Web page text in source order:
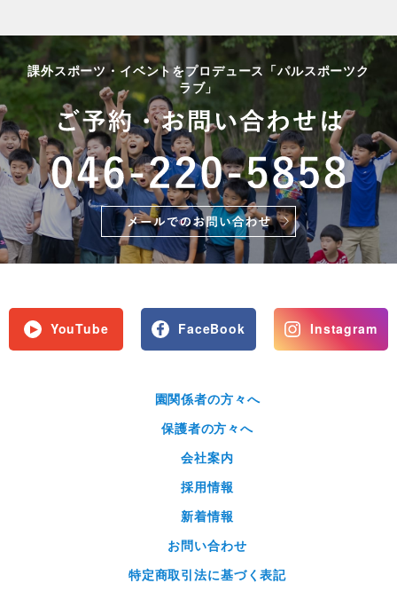
課外スポーツ・イベントをプロデュース「パルスポーツク
ラブ」
YouTube FaceBook Instagram
園関係者の方々へ
保護者の方々へ
会社案内
採用情報
新着情報
お問い合わせ
特定商取引法に基づく表記